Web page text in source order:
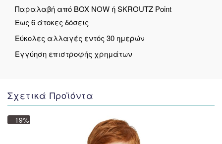
Παραλαβή από BOX NOW ή SKROUTZ Point
Έως 6 άτοκες δόσεις
Εύκολες αλλαγές εντός 30 ημερών
Εγγύηση επιστροφής χρημάτων
Σχετικά Προϊόντα
– 19%